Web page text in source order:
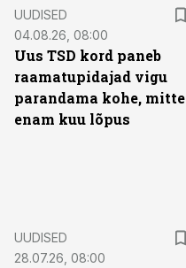
UUDISED
04.08.26, 08:00
Uus TSD kord paneb
raamatupidajad vigu
parandama kohe, mitte
enam kuu lõpus
UUDISED
28.07.26, 08:00